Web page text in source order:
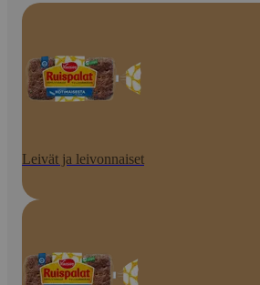
Leivät ja leivonnaiset